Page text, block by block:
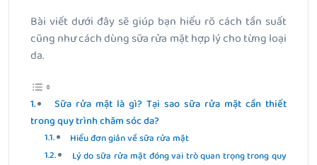
Bài viết dưới đây sẽ giúp bạn hiểu rõ cách tần suất
cũng như cách dùng sữa rửa mặt hợp lý cho từng loại
da.
Sữa rửa mặt là gì? Tại sao sữa rửa mặt cần thiết
trong quy trình chăm sóc da?
Hiểu đơn giản về sữa rửa mặt
Lý do sữa rửa mặt đóng vai trò quan trọng trong quy